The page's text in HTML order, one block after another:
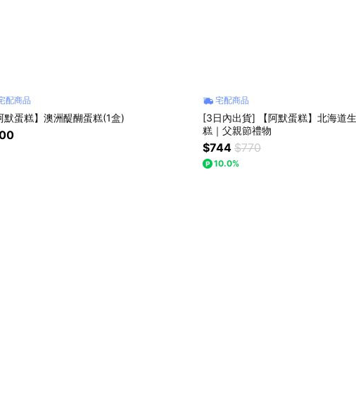
配商品
默蛋糕】澳洲醍醐蛋糕(1盒)
宅配商品
[3日內出貨] 【阿默蛋糕】北海道
糕｜父親節禮物
$744 $770
10.0%